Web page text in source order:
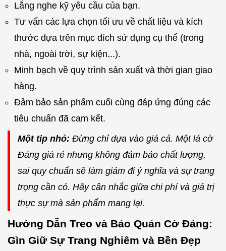
Lắng nghe kỹ yêu cầu của bạn.
Tư vấn các lựa chọn tối ưu về chất liệu và kích
thước dựa trên mục đích sử dụng cụ thể (trong
nhà, ngoài trời, sự kiện...).
Minh bạch về quy trình sản xuất và thời gian giao
hàng.
Đảm bảo sản phẩm cuối cùng đáp ứng đúng các
tiêu chuẩn đã cam kết.
Một tip nhỏ: Đừng chỉ dựa vào giá cả. Một lá cờ
Đảng giá rẻ nhưng không đảm bảo chất lượng,
sai quy chuẩn sẽ làm giảm đi ý nghĩa và sự trang
trọng cần có. Hãy cân nhắc giữa chi phí và giá trị
thực sự mà sản phẩm mang lại.
Hướng Dẫn Treo và Bảo Quản Cờ Đảng:
Gìn Giữ Sự Trang Nghiêm và Bền Đẹp